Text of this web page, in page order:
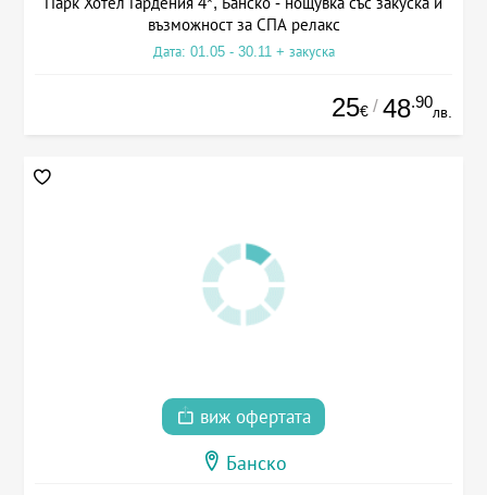
възможност за СПА релакс
Дата: 01.05 - 30.11 + закуска
25€ / 48.90
лв.
виж офертата
Банско